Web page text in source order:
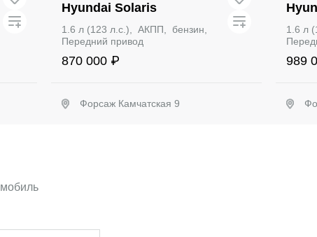
Hyundai Solaris
1.6 л (123 л.с.), АКПП, бензин,
Передний привод
870 000 ₽
Форсаж Камчатская 9
1.6 л
989